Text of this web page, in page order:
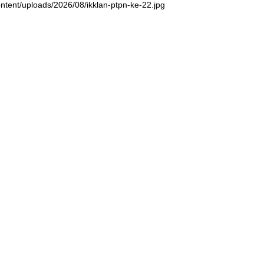
uploads/2026/08/ikklan-ptpn-ke-22.jpg